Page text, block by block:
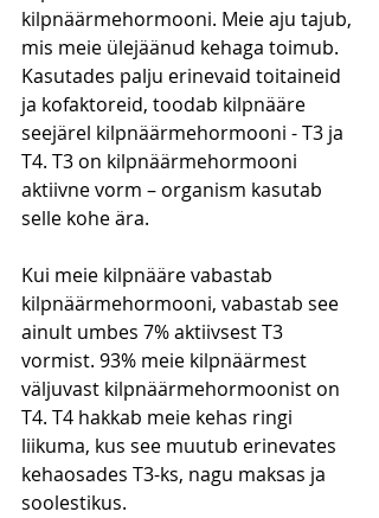
kilpnäärmehormooni. Meie aju tajub,
mis meie ülejäänud kehaga toimub.
Kasutades palju erinevaid toitaineid
ja kofaktoreid, toodab kilpnääre
seejärel kilpnäärmehormooni - T3 ja
T4. T3 on kilpnäärmehormooni
aktiivne vorm – organism kasutab
selle kohe ära.
Kui meie kilpnääre vabastab
kilpnäärmehormooni, vabastab see
ainult umbes 7% aktiivsest T3
vormist. 93% meie kilpnäärmest
väljuvast kilpnäärmehormoonist on
T4. T4 hakkab meie kehas ringi
liikuma, kus see muutub erinevates
kehaosades T3-ks, nagu maksas ja
soolestikus.